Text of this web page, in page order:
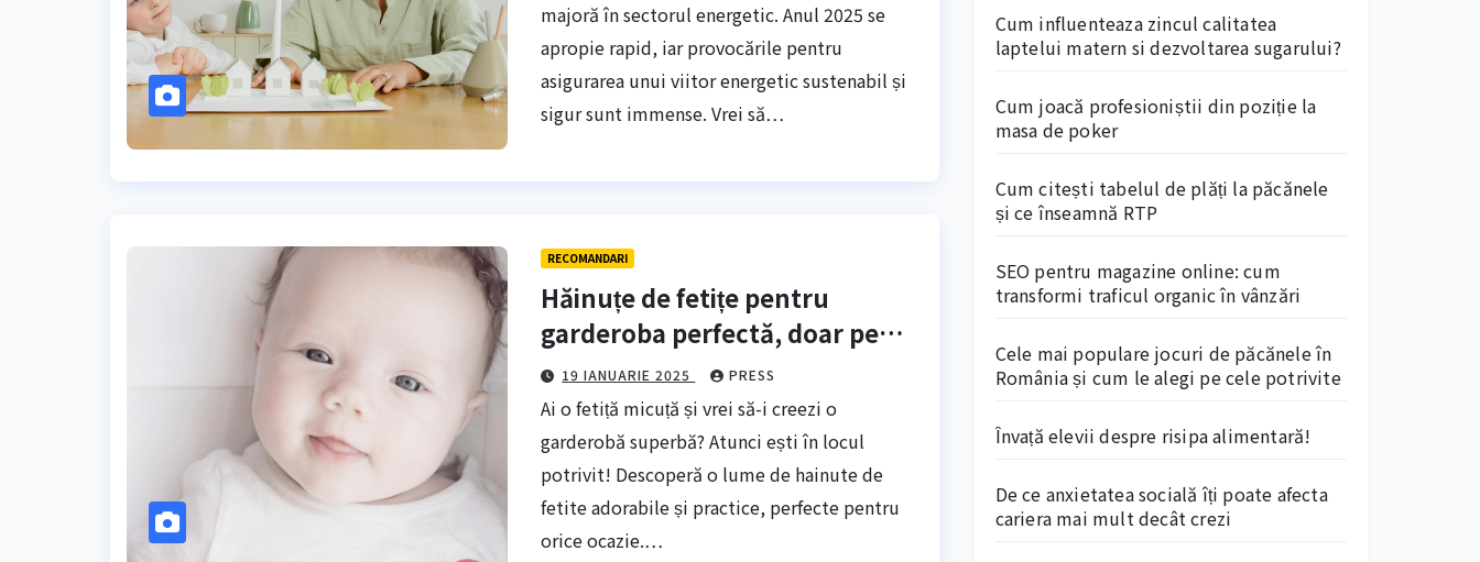
majoră în sectorul energetic. Anul 2025 se
apropie rapid, iar provocările pentru
asigurarea unui viitor energetic sustenabil și
sigur sunt immense. Vrei să…
RECOMANDARI
Hăinuțe de fetițe pentru
garderoba perfectă, doar pe
Babygift.ro
19 IANUARIE 2025 PRESS
Ai o fetiță micuță și vrei să-i creezi o
garderobă superbă? Atunci ești în locul
potrivit! Descoperă o lume de hainute de
fetite adorabile și practice, perfecte pentru
orice ocazie.…
Cum influenteaza zincul calitatea
laptelui matern si dezvoltarea sugarului?
Cum joacă profesioniștii din poziție la
masa de poker
Cum citești tabelul de plăți la păcănele
și ce înseamnă RTP
SEO pentru magazine online: cum
transformi traficul organic în vânzări
Cele mai populare jocuri de păcănele în
România și cum le alegi pe cele potrivite
Învață elevii despre risipa alimentară!
De ce anxietatea socială îți poate afecta
cariera mai mult decât crezi